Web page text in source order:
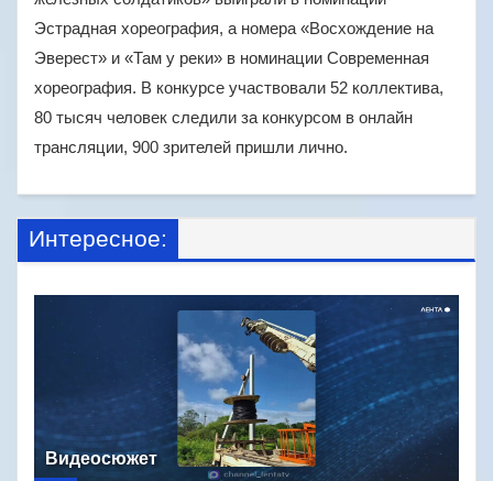
Эстрадная хореография, а номера «Восхождение на
Эверест» и «Там у реки» в номинации Современная
хореография. В конкурсе участвовали 52 коллектива,
80 тысяч человек следили за конкурсом в онлайн
трансляции, 900 зрителей пришли лично.
Интересное:
Видеосюжет